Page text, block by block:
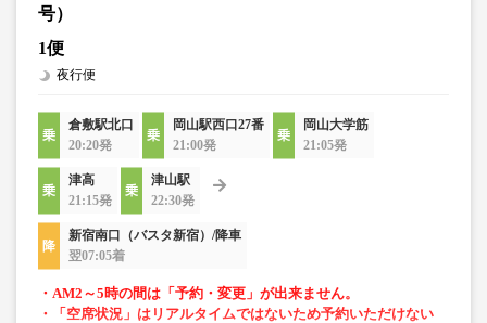
号）
1便
夜行便
倉敷駅北口
20:20発
岡山駅西口27番
21:00発
岡山大学筋
21:05発
津高
21:15発
津山駅
22:30発
新宿南口（バスタ新宿）/降車
翌07:05着
・AM2～5時の間は「予約・変更」が出来ません。
・「空席状況」はリアルタイムではないため予約いただけない